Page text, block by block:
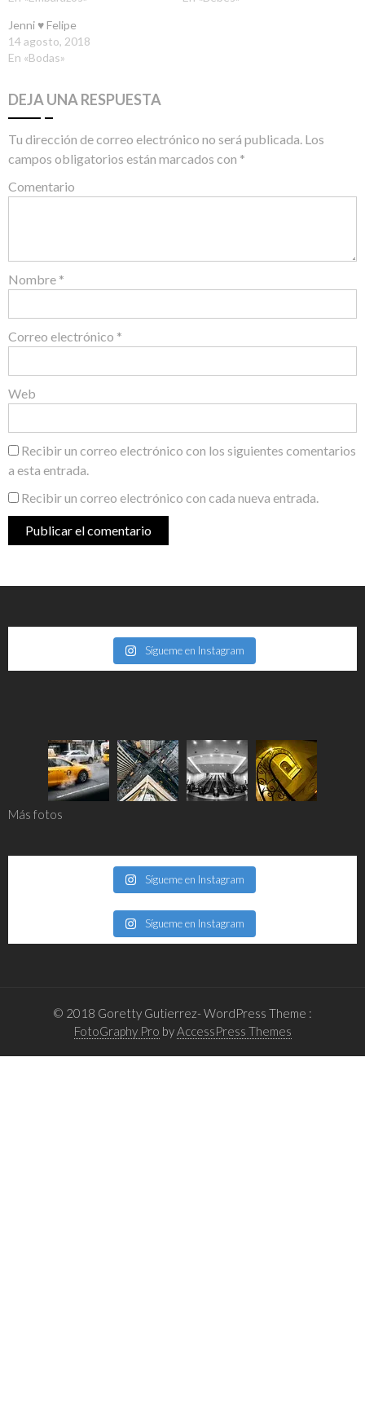
Jenni ♥ Felipe
14 agosto, 2018
En «Bodas»
DEJA UNA RESPUESTA
Tu dirección de correo electrónico no será publicada. Los
campos obligatorios están marcados con *
Comentario
Nombre *
Correo electrónico *
Web
Recibir un correo electrónico con los siguientes comentarios
a esta entrada.
Recibir un correo electrónico con cada nueva entrada.
Sígueme en Instagram
Más fotos
Sígueme en Instagram
Sígueme en Instagram
© 2018 Goretty Gutierrez- WordPress Theme :
FotoGraphy Pro byAccessPress Themes